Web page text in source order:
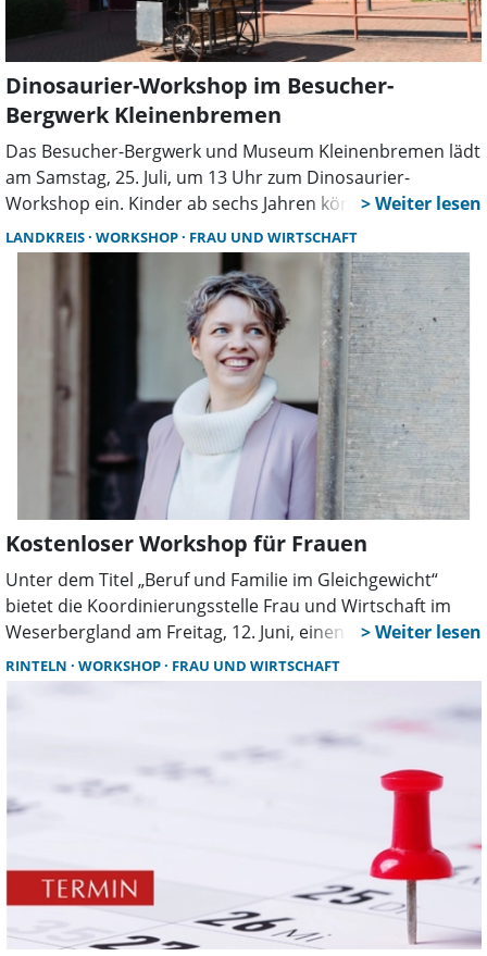
Dinosaurier-Workshop im Besucher-
Bergwerk Kleinenbremen
Das Besucher-Bergwerk und Museum Kleinenbremen lädt
am Samstag, 25. Juli, um 13 Uhr zum Dinosaurier-
Workshop ein. Kinder ab sechs Jahren können auf eine
Entdeckungsreise in die Welt der Urzeitgiganten gehen
und erfahren, welche Dinosaurier in der Region ihre
Spuren hinterlassen haben. Nach einer Einführung im
Museum, bei der Trittsiegel, Zähne und Knochen
vorgestellt werden, dürfen die jungen Teilnehmer in der
Museumswerkstatt kreativ werden. Jedes Kind hat die
Möglichkeit, seinen eigenen Dinosaurier aus Ton zu
formen. Das Programm endet gegen 14 Uhr.
LANDKREIS WORKSHOP FRAU UND WIRTSCHAFT
Kostenloser Workshop für Frauen
Unter dem Titel „Beruf und Familie im Gleichgewicht“
bietet die Koordinierungsstelle Frau und Wirtschaft im
Weserbergland am Freitag, 12. Juni, einen kostenlosen
Workshop für Frauen an. Von 14.30 bis 17.30 Uhr geht es
in der VHS Rinteln darum, wie sich Beruf, Familie und
RINTELN WORKSHOP FRAU UND WIRTSCHAFT